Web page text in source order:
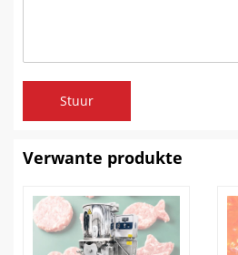
Stuur
Verwante produkte